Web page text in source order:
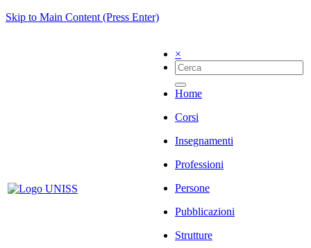
Skip to Main Content (Press Enter)
×
Home
Corsi
Insegnamenti
Professioni
Persone
Pubblicazioni
Strutture